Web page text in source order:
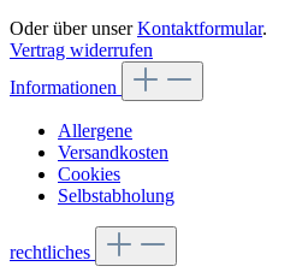
Oder über unserKontaktformular.
Vertrag widerrufen
Informationen
Allergene
Versandkosten
Cookies
Selbstabholung
rechtliches